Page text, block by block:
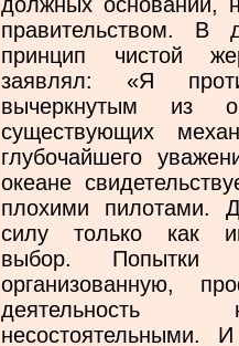
правительством. В
принцип чистой
заявлял: «Я
вычеркнутым из
существующих
глубочайшего
океане
плохими пилотами.
силу только как
выбор. Попытки
организованную,
деятельность